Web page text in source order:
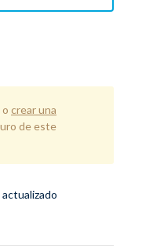
o crear una
de este